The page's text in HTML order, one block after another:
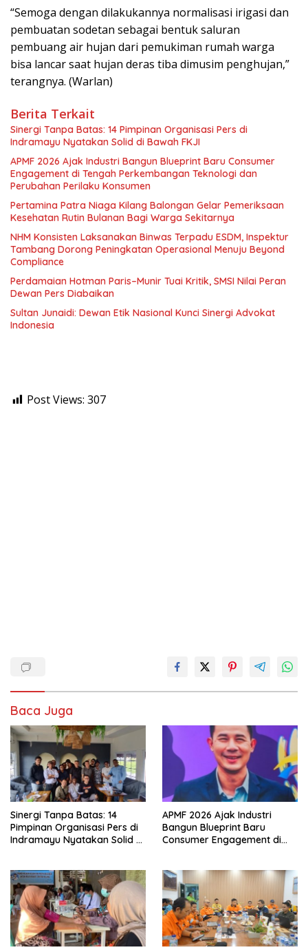
“Semoga dengan dilakukannya normalisasi irigasi dan
pembuatan sodetan sebagai bentuk saluran
pembuang air hujan dari pemukiman rumah warga
bisa lancar saat hujan deras tiba dimusim penghujan,”
terangnya. (Warlan)
Berita Terkait
Sinergi Tanpa Batas: 14 Pimpinan Organisasi Pers di
Indramayu Nyatakan Solid di Bawah FKJI
APMF 2026 Ajak Industri Bangun Blueprint Baru Consumer
Engagement di Tengah Perkembangan Teknologi dan
Perubahan Perilaku Konsumen
Pertamina Patra Niaga Kilang Balongan Gelar Pemeriksaan
Kesehatan Rutin Bulanan Bagi Warga Sekitarnya
NHM Konsisten Laksanakan Binwas Terpadu ESDM, Inspektur
Tambang Dorong Peningkatan Operasional Menuju Beyond
Compliance
Perdamaian Hotman Paris–Munir Tuai Kritik, SMSI Nilai Peran
Dewan Pers Diabaikan
Sultan Junaidi: Dewan Etik Nasional Kunci Sinergi Advokat
Indonesia
Post Views: 307
Baca Juga
Sinergi Tanpa Batas: 14
Pimpinan Organisasi Pers di
Indramayu Nyatakan Solid di
APMF 2026 Ajak Industri
Bangun Blueprint Baru
Consumer Engagement di
Perilaku Konsumen